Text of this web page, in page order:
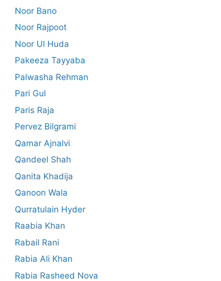
Noor Bano
Noor Rajpoot
Noor Ul Huda
Pakeeza Tayyaba
Palwasha Rehman
Pari Gul
Paris Raja
Pervez Bilgrami
Qamar Ajnalvi
Qandeel Shah
Qanita Khadija
Qanoon Wala
Qurratulain Hyder
Raabia Khan
Rabail Rani
Rabia Ali Khan
Rabia Rasheed Nova